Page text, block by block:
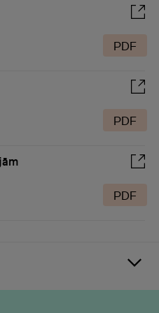
PDF
PDF
PDF